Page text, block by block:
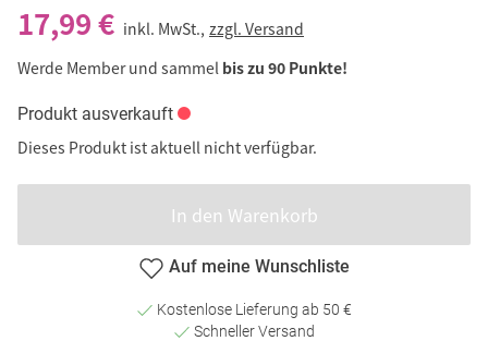
17,99 € inkl. MwSt., zzgl. Versand
Werde Member und sammel bis zu 90 Punkte!
Produkt ausverkauft
Dieses Produkt ist aktuell nicht verfügbar.
In den Warenkorb
Auf meine Wunschliste
Kostenlose Lieferung ab 50 €
Schneller Versand